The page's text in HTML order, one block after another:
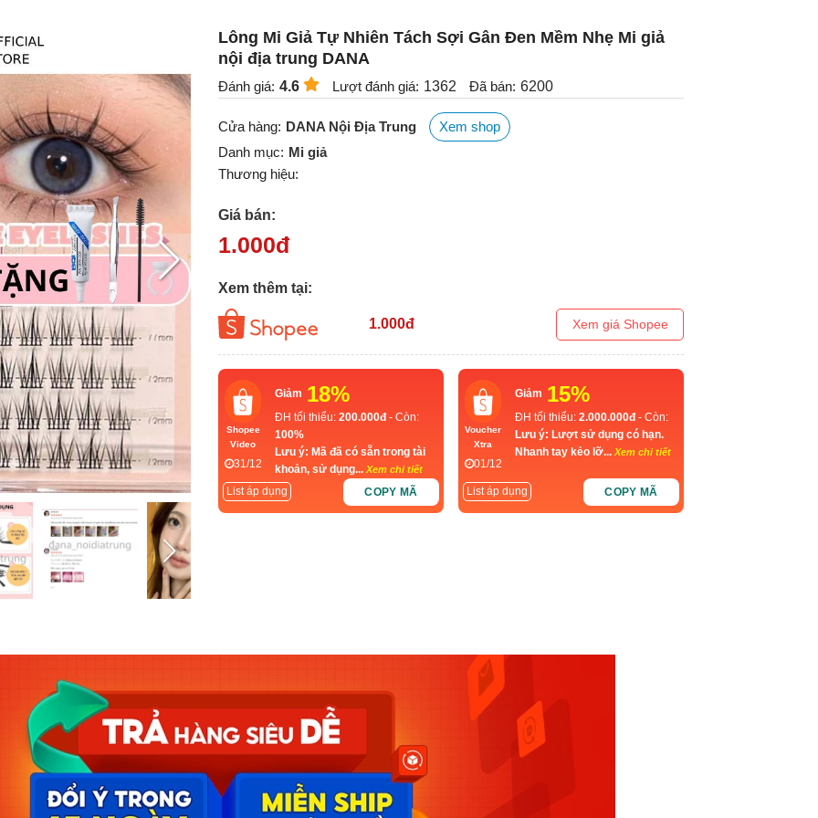
Lông Mi Giả Tự Nhiên Tách Sợi Gân Đen Mềm Nhẹ Mi giả
nội địa trung DANA
Đánh giá: 4.6 Lượt đánh giá: 1362 Đã bán: 6200
Cửa hàng: DANA Nội Địa Trung
Xem shop
Danh mục: Mi giả
Thương hiệu:
Giá bán:
1.000đ
Xem thêm tại:
1.000đ Xem giá Shopee
Shopee
Video
31/12
Giảm 18%
ĐH tối thiểu: 200.000đ - Còn:
100%
Lưu ý: Mã đã có sẵn trong tài
khoản, sử dụng... Xem chi tiết
List áp dụng COPY MÃ
Voucher
Xtra
01/12
Giảm 15%
ĐH tối thiểu: 2.000.000đ - Còn:
Lưu ý: Lượt sử dụng có hạn.
Nhanh tay kẻo lỡ... Xem chi tiết
List áp dụng COPY MÃ